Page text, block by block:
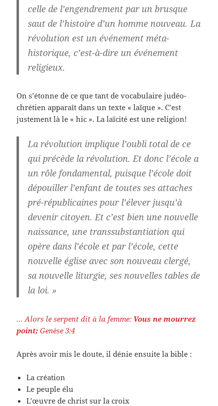
celle del’engendrement par un brusque
saut de l’histoired’un homme nouveau. La
révolutionest un événement méta-
historique, c’est-à-dire un événement
religieux.
On s’étonne de ce que tant de vocabulaire judéo-
chrétien apparaît dans un texte « laïque ». C’est
justement là le « hic ». La laïcité est une religion!
La révolution implique l’oubli total de ce
qui précède la révolution.Et donc l’école a
un rôle fondamental, puisquel’école doit
dépouiller l’enfant de toutes ses attaches
pré-républicaines pour l’élever jusqu’à
devenir citoyen. Et c’est bien une nouvelle
naissance, une transsubstantiation qui
opère dans l’école et par l’école, cette
nouvelle église avec son nouveau clergé,
sa nouvelle liturgie, ses nouvelles tables de
la loi. »
… Alors le serpent dit à la femme: Vous ne mourrez
point; Genèse 3:4
Après avoir mis le doute, il dénie ensuite la bible :
La création
Le peuple élu
L’œuvre de christ sur la croix